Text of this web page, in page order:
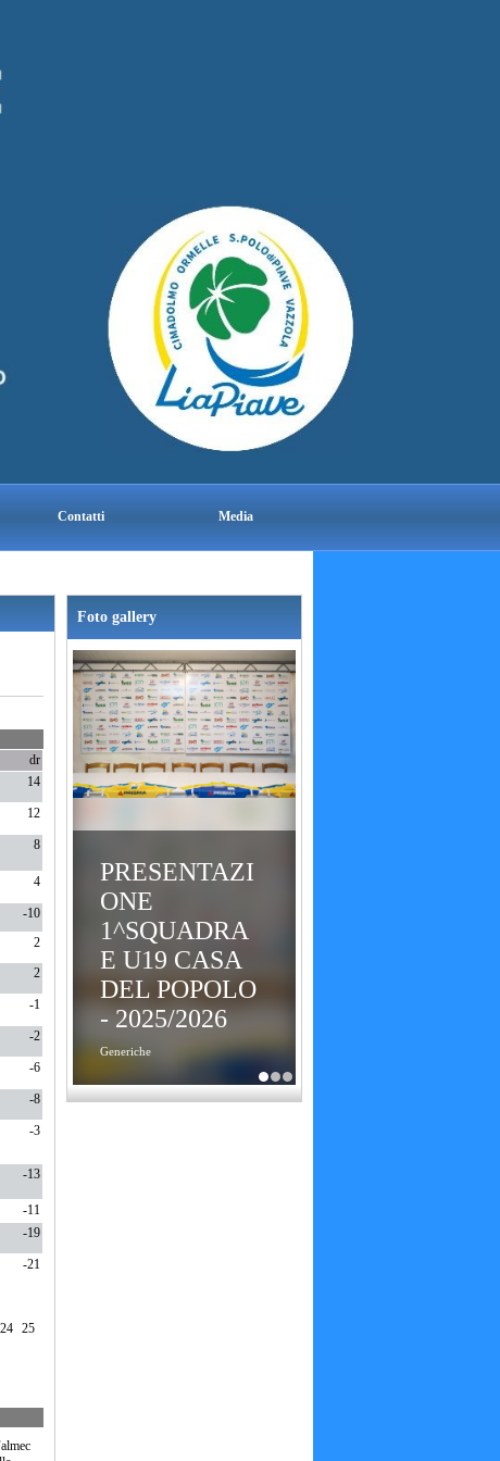
Contatti Media
dr
14
12
8
4
-10
2
2
-1
-2
-6
-8
-3
-13
-11
-19
-21
24 25
Foto gallery
PRESENTAZI
ONE
1^SQUADRA
E U19 CASA
DEL POPOLO
- 2025/2026
Generiche